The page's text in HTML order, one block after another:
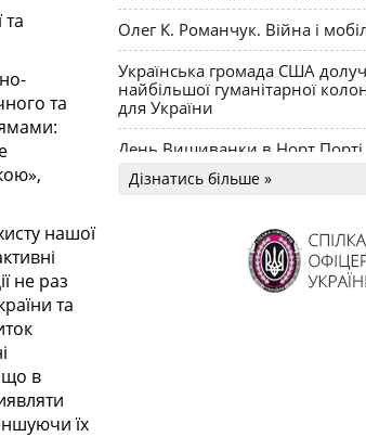
та
нашої
не раз
та
що в
їх
Олег К. Романчук. Війна і
Українська громада США
найбільшої гуманітарної
для України
День Вишиванки в Норт Порті
OPUS MAGNUM Олега К.
Дізнатись більше »